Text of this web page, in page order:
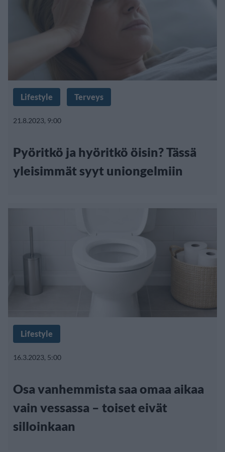
Lifestyle Terveys
21.8.2023, 9:00
Pyöritkö ja hyöritkö öisin? Tässä
yleisimmät syyt uniongelmiin
Lifestyle
16.3.2023, 5:00
Osa vanhemmista saa omaa aikaa
vain vessassa – toiset eivät
silloinkaan